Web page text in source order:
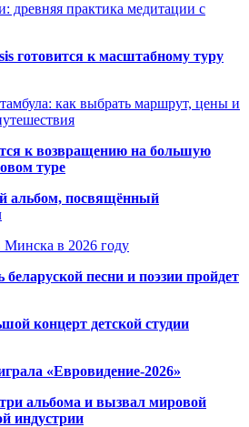
древняя практика медитации с
готовится к масштабному туру
как выбрать маршрут, цены и
к возвращению на большую
туре
альбом, посвящённый
Минска в 2026 году
песни и поэзии пройдет
концерт детской студии
«Евровидение-2026»
альбома и вызвал мировой
индустрии